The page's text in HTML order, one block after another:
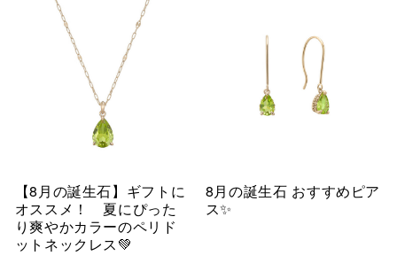
【8月の誕生石】ギフトに
オススメ！ 夏にぴった
り爽やかカラーのペリド
ットネックレス💚
8月の誕生石 おすすめピア
ス✨